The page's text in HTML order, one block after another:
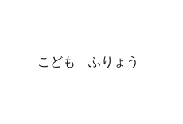
こども ふりょう